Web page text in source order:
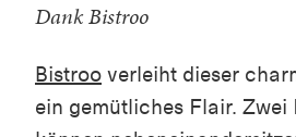
Dank Bistroo
Bistroo verleiht dieser
ein gemütliches Flair. Zwei